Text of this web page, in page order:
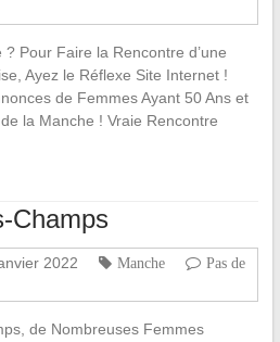
Pour Faire la Rencontre d’une
Ayez le Réflexe Site Internet !
de Femmes Ayant 50 Ans et
la Manche ! Vraie Rencontre
Champs
2022 Manche
Pas de
de Nombreuses Femmes